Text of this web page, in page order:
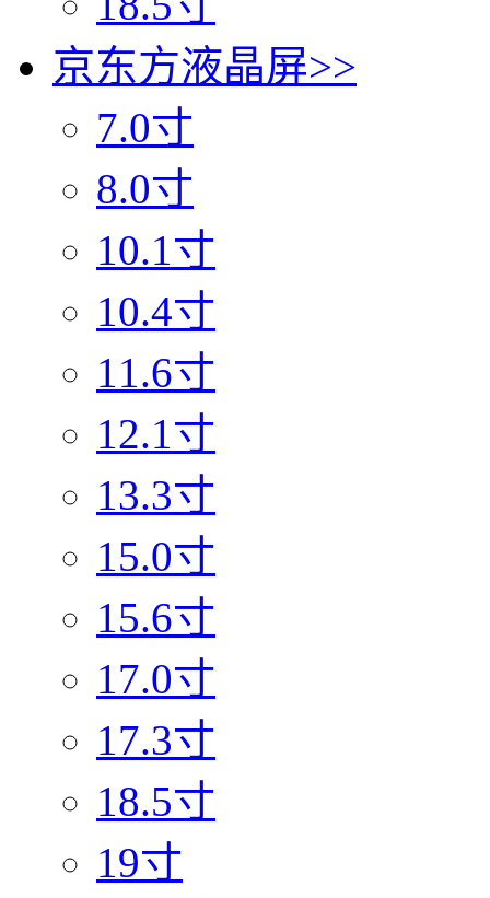
京东方液晶屏>>
7.0寸
8.0寸
10.1寸
10.4寸
11.6寸
12.1寸
13.3寸
15.0寸
15.6寸
17.0寸
17.3寸
18.5寸
19寸